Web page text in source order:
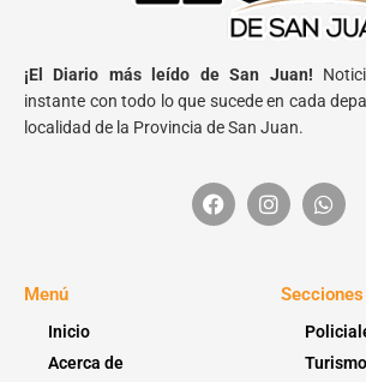
¡El Diario más leído de San Juan!
instante con todo lo que sucede en cada
localidad de la Provincia de San Juan.
Menú
Inicio
Acerca de
Secciones
Turismo